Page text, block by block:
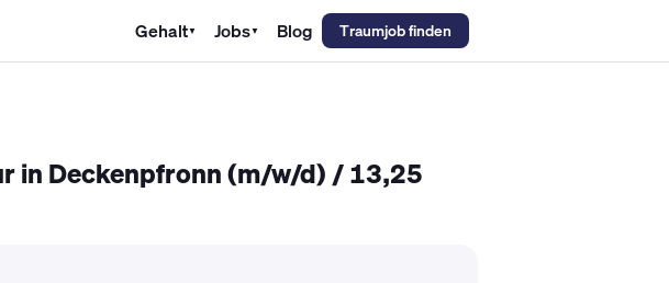
Gehalt▼ Jobs▼ Blog Traumjob finden
in Deckenpfronn (m/w/d) / 13,25